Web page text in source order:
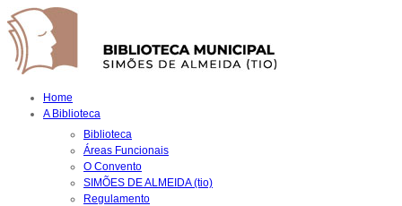
Home
A Biblioteca
Biblioteca
Áreas Funcionais
O Convento
SIMÕES DE ALMEIDA (tio)
Regulamento